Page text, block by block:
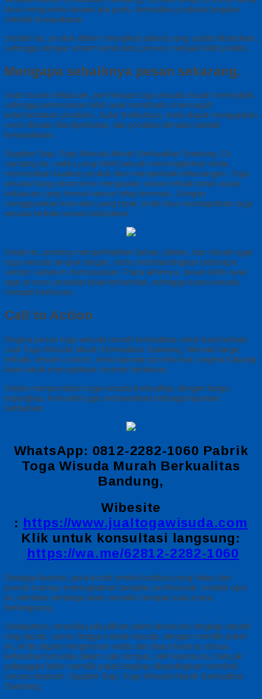
bisa mengoreksi desain jika perlu, kemudian produksi berjalan
setelah kesepakatan.
Setelah itu, produk dikirim mengikuti jadwal yang sudah ditentukan,
sehingga dengan sistem terstruktur proses menjadi lebih praktis.
Mengapa sebaiknya pesan sekarang.
Saat musim kelulusan, permintaan toga wisuda murah meningkat,
sehingga pemesanan lebih awal membantu mencegah
keterlambatan produksi. Judul Berikutnya, Anda dapat mengajukan
revisi desain bila diperlukan, lalu produksi dimulai setelah
kesepakatan.
Supplier Baju Toga Wisuda Murah Berkualitas Bandung, Di
samping itu, waktu yang lebih banyak memungkinkan Anda
memastikan kualitas produk dan memperbaiki kekurangan. Toga
wisuda harga ekonomis merupakan solusi terbaik untuk acara
kelulusan yang hemat namun tetap bermutu. Dengan
menggunakan konveksi yang tepat, Anda bisa mendapatkan toga
wisuda terbaik sesuai kebutuhan.
Selain itu, penting memperhatikan bahan, jahitan, dan desain agar
toga wisuda tampak elegan, serta membandingkan beberapa
vendor sebelum memutuskan. Pada akhirnya, pesan lebih awal
agar proses produksi tidak terhambat, sehingga acara wisuda
menjadi berkesan.
Call to Action
Segera pesan toga wisuda murah berkualitas untuk hasil terbaik.
Jual Toga Wisuda Murah Berkualitas Bandung, Nikmati harga
terbaik, desain custom, serta layanan profesional, segera hubungi
kami untuk menciptakan momen berkesan.
Selain memproduksi toga wisuda berkualitas dengan harga
terjangkau, konveksi juga menawarkan berbagai layanan
tambahan.
WhatsApp: 0812-2282-1060 Pabrik
Toga Wisuda Murah Berkualitas
Bandung,
Wibesite
: https://www.jualtogawisuda.com
Klik untuk konsultasi langsung:
https://wa.me/62812-2282-1060
Sebagai ilustrasi, jasa bordir simbol institusi yang halus dan
presisi mampu meningkatkan tampilan profesional, melalui opsi
ini, identitas lembaga akan semakin tampak saat acara
berlangsung.
Selanjutnya, tersedia pula pilihan paket aksesoris lengkap seperti
map ijazah, samir, hingga medali wisuda, dengan memilih paket
ini, Anda dapat menghemat waktu dan biaya karena semua
kebutuhan tersedia dalam satu tempat, oleh karena itu, banyak
pelanggan lebih memilih paket lengkap dibandingkan membeli
secara terpisah. Supplier Baju Toga Wisuda Murah Berkualitas
Bandung,